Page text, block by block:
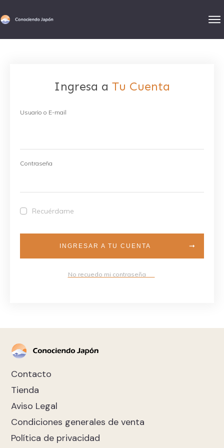
Ingresa a Tu Cuenta
Usuario o E-mail
Contraseña
Recuérdame
INGRESAR A TU CUENTA
No recuedo mi contraseña
Contacto
Tienda
Aviso Legal
Condiciones generales de venta
Política de privacidad